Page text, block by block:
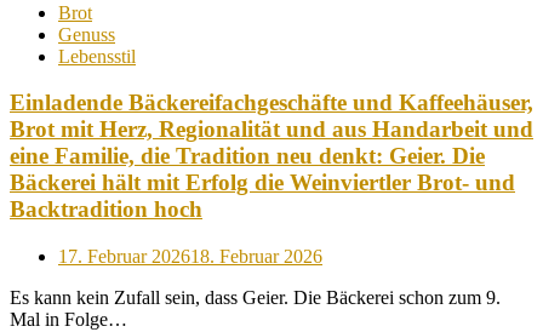
Brot
Genuss
Lebensstil
Einladende Bäckereifachgeschäfte und Kaffeehäuser,
Brot mit Herz, Regionalität und aus Handarbeit und
eine Familie, die Tradition neu denkt: Geier. Die
Bäckerei hält mit Erfolg die Weinviertler Brot- und
Backtradition hoch
Posted
17. Februar 202618. Februar 2026
Es kann kein Zufall sein, dass Geier. Die Bäckerei schon zum 9.
Mal in Folge…